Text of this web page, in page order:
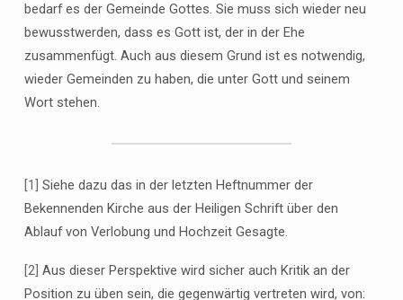
bedarf es der Gemeinde Gottes. Sie muss sich wieder neu
bewusstwerden, dass es Gott ist, der in der Ehe
zusammenfügt. Auch aus diesem Grund ist es notwendig,
wieder Gemeinden zu haben, die unter Gott und seinem
Wort stehen.
[1] Siehe dazu das in der letzten Heftnummer der
Bekennenden Kirche aus der Heiligen Schrift über den
Ablauf von Verlobung und Hochzeit Gesagte.
[2] Aus dieser Perspektive wird sicher auch Kritik an der
Position zu üben sein, die gegenwärtig vertreten wird, von: